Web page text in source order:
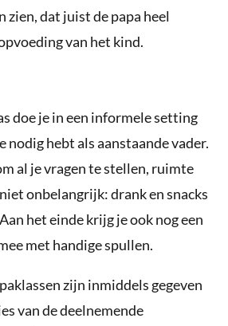
zien, dat juist de papa heel
van het kind.
doe je in een informele setting
nodig hebt als aanstaande vader.
al je vragen te stellen, ruimte
onbelangrijk: drank en snacks
het einde krijg je ook nog een
met handige spullen.
zijn inmiddels gegeven
van de deelnemende